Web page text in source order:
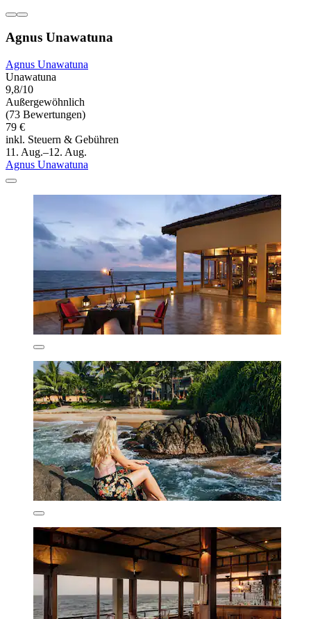
Agnus Unawatuna
Agnus Unawatuna
Unawatuna
9,8/10
Außergewöhnlich
(73 Bewertungen)
79 €
inkl. Steuern & Gebühren
11. Aug.–12. Aug.
Agnus Unawatuna